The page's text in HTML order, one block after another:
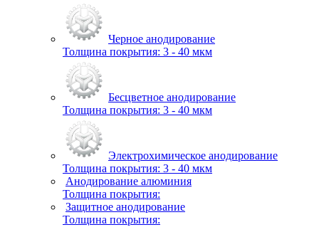
Черное анодирование
Толщина покрытия: 3 - 40 мкм
Бесцветное анодирование
Толщина покрытия: 3 - 40 мкм
Электрохимическое анодирование
Толщина покрытия: 3 - 40 мкм
Анодирование алюминия
Толщина покрытия:
Защитное анодирование
Толщина покрытия: